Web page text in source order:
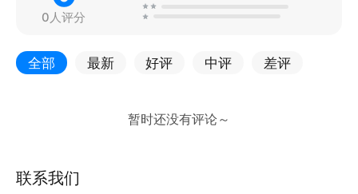
0人评分
全部 最新 好评 中评 差评
联系我们